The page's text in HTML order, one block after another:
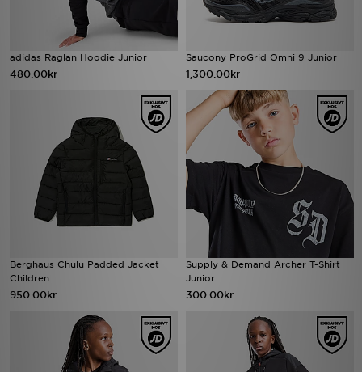
adidas Raglan Hoodie Junior
480.00kr
Saucony ProGrid Omni 9 Junior
1,300.00kr
Berghaus Chulu Padded Jacket
Children
950.00kr
Supply & Demand Archer T-Shirt
Junior
300.00kr